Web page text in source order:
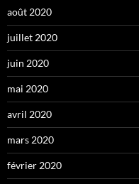
août 2020
juillet 2020
juin 2020
mai 2020
avril 2020
mars 2020
février 2020